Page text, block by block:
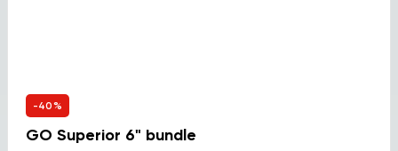
-40%
GO Superior 6" bundle